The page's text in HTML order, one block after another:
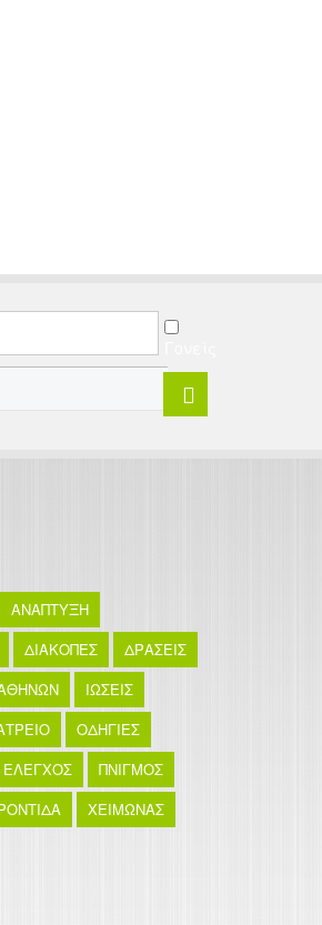
ΑΝΑΠΤΥΞΗ
ΔΙΑΚΟΠΕΣ
ΔΡΑΣΕΙΣ
ΙΩΣΕΙΣ
ΟΔΗΓΙΕΣ
ΕΛΕΓΧΟΣ
ΠΝΙΓΜΟΣ
ΧΕΙΜΩΝΑΣ